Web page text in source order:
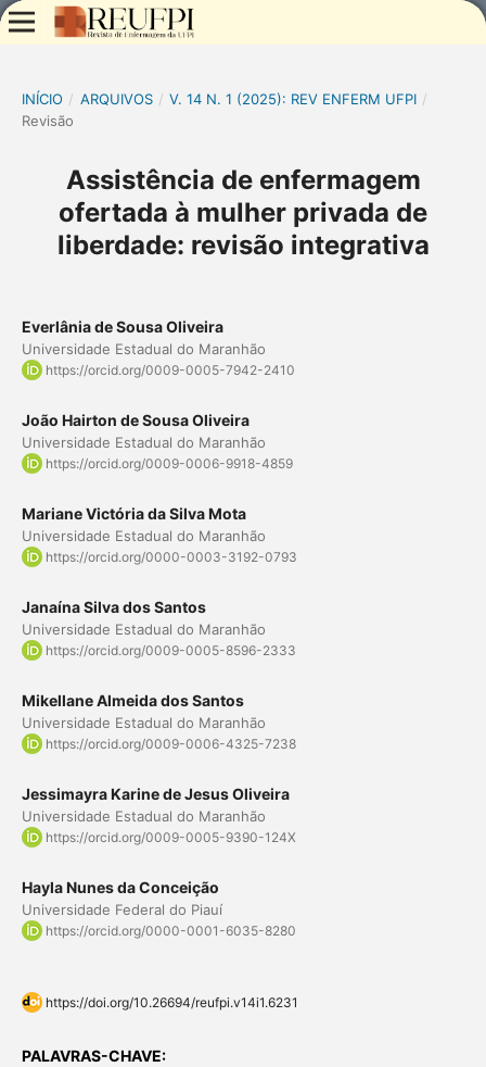
INÍCIO / ARQUIVOS / V. 14 N. 1 (2025): REV ENFERM UFPI /
Revisão
Assistência de enfermagem
ofertada à mulher privada de
liberdade: revisão integrativa
Everlânia de Sousa Oliveira
Universidade Estadual do Maranhão
https://orcid.org/0009-0005-7942-2410
João Hairton de Sousa Oliveira
Universidade Estadual do Maranhão
https://orcid.org/0009-0006-9918-4859
Mariane Victória da Silva Mota
Universidade Estadual do Maranhão
https://orcid.org/0000-0003-3192-0793
Janaína Silva dos Santos
Universidade Estadual do Maranhão
https://orcid.org/0009-0005-8596-2333
Mikellane Almeida dos Santos
Universidade Estadual do Maranhão
https://orcid.org/0009-0006-4325-7238
Jessimayra Karine de Jesus Oliveira
Universidade Estadual do Maranhão
https://orcid.org/0009-0005-9390-124X
Hayla Nunes da Conceição
Universidade Federal do Piauí
https://orcid.org/0000-0001-6035-8280
https://doi.org/10.26694/reufpi.v14i1.6231
PALAVRAS-CHAVE: